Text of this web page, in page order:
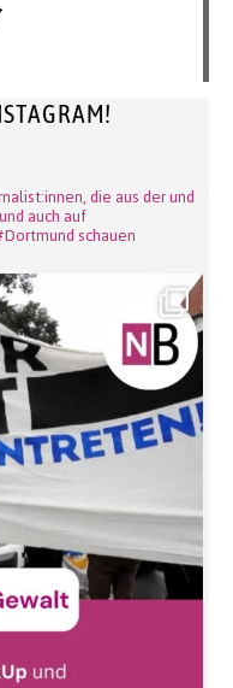
die aus der und
auch auf
schauen